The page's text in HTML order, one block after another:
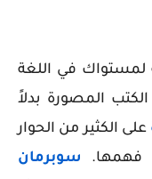
لمستواك في اللغة
المصورة بدلاً
على الكثير من الحوار
فهمها.
سوبرمان